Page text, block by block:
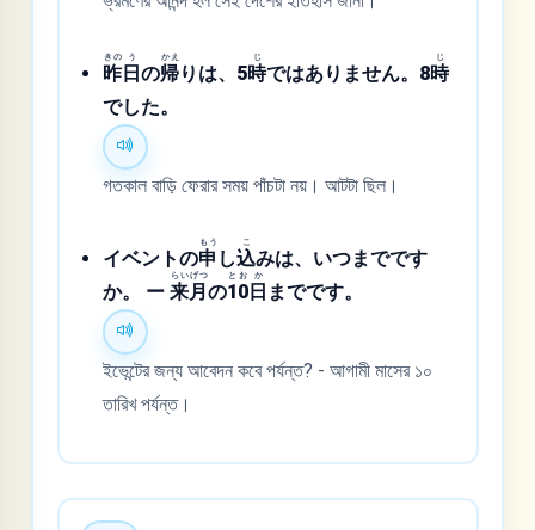
昨
きの
日
う
の帰
かえ
りは、5時
じ
ではありません。8時
じ
でした。
গতকাল বাড়ি ফেরার সময় পাঁচটা নয়। আটটা ছিল।
イベントの申
もう
し込
こ
みは、いつまでです
か。 ー来
らい
月
げつ
の1
と
0
お
日
か
までです。
ইভেন্টের জন্য আবেদন কবে পর্যন্ত? - আগামী মাসের ১০
তারিখ পর্যন্ত।